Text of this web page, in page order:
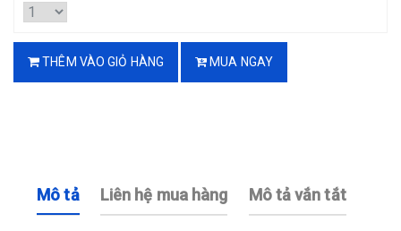
THÊM VÀO GIỎ HÀNG MUA NGAY
Mô tả Liên hệ mua hàng Mô tả vắn tắt